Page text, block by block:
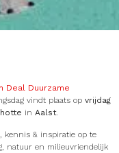
Deal Duurzame
vindt plaats op vrijdag
in Aalst.
kennis & inspiratie op te
natuur en milieuvriendelijk